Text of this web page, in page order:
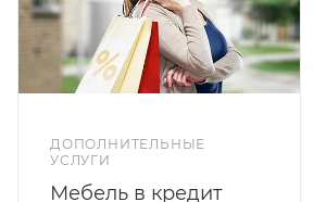
ДОПОЛНИТЕЛЬНЫЕ
УСЛУГИ
Мебель в кредит